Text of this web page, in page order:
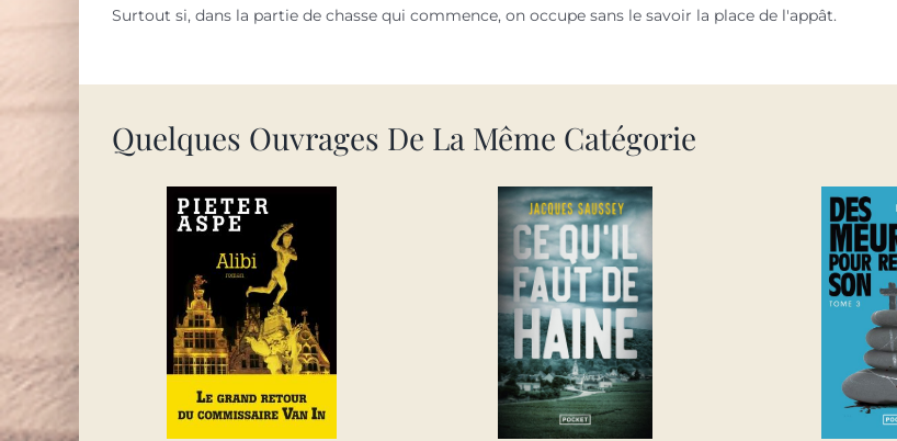
Surtout si, dans la partie de chasse qui commence, on occupe sans le savoir la place de l'appât.
Quelques Ouvrages De La Même Catégorie